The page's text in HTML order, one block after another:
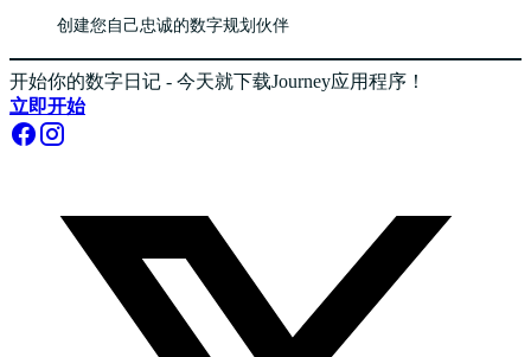
创建您自己忠诚的数字规划伙伴
开始你的数字日记 - 今天就下载Journey应用程序！
立即开始